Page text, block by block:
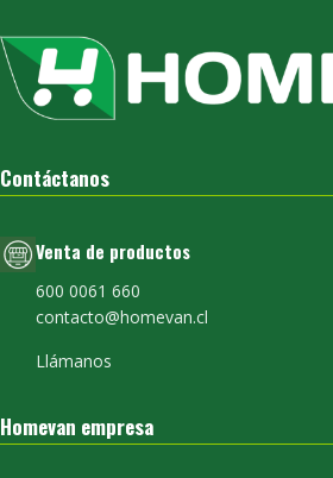
Contáctanos
Venta de productos
600 0061 660
contacto@homevan.cl
Llámanos
Homevan empresa